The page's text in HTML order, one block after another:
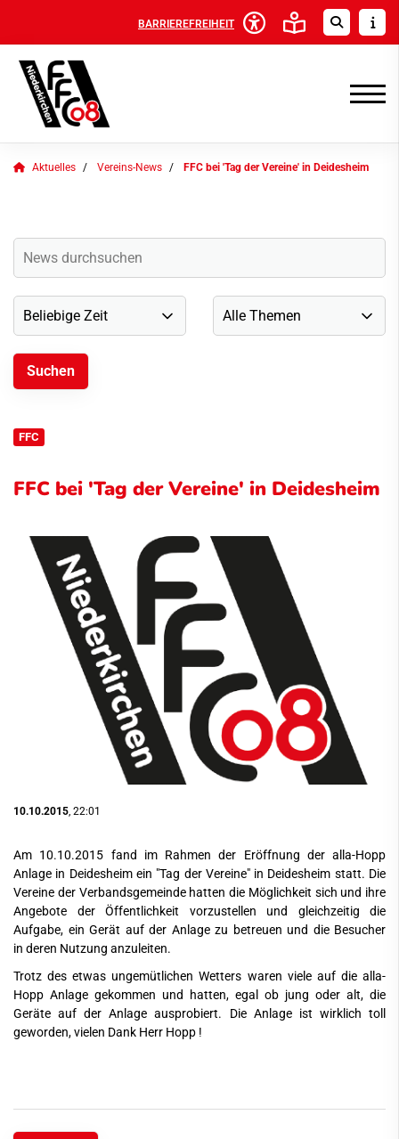
BARRIEREFREIHEIT
Aktuelles Vereins-News FFC bei 'Tag der Vereine' in Deidesheim
FFC
FFC bei 'Tag der Vereine' in Deidesheim
10.10.2015 , 22:01
Am 10.10.2015 fand im Rahmen der Eröffnung der alla-Hopp
Anlage in Deidesheim ein "Tag der Vereine" in Deidesheim statt. Die
Vereine der Verbandsgemeinde hatten die Möglichkeit sich und ihre
Angebote der Öffentlichkeit vorzustellen und gleichzeitig die
Aufgabe, ein Gerät auf der Anlage zu betreuen und die Besucher
in deren Nutzung anzuleiten.
Trotz des etwas ungemütlichen Wetters waren viele auf die alla-
Hopp Anlage gekommen und hatten, egal ob jung oder alt, die
Geräte auf der Anlage ausprobiert. Die Anlage ist wirklich toll
geworden, vielen Dank Herr Hopp !